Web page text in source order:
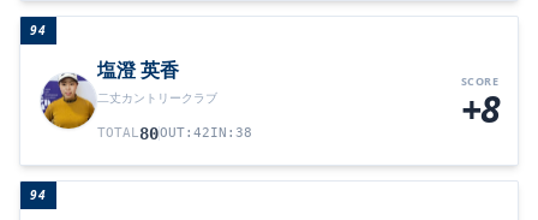
94
塩澄 英香
二丈カントリークラブ
TOTAL80OUT: 42IN : 38
SCORE
+8
94